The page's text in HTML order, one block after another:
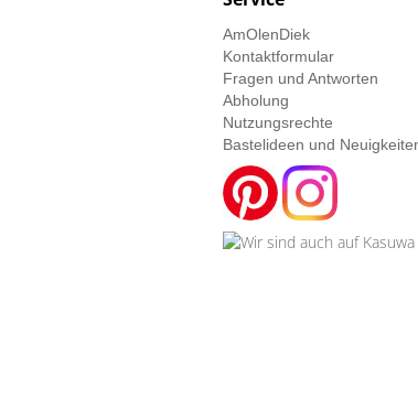
AmOlenDiek
Kontaktformular
Fragen und Antworten
Abholung
Nutzungsrechte
Bastelideen und